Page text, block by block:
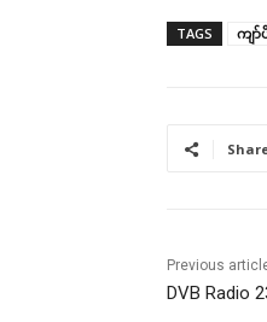
TAGS ကျာ်
Previous
DVB Radio